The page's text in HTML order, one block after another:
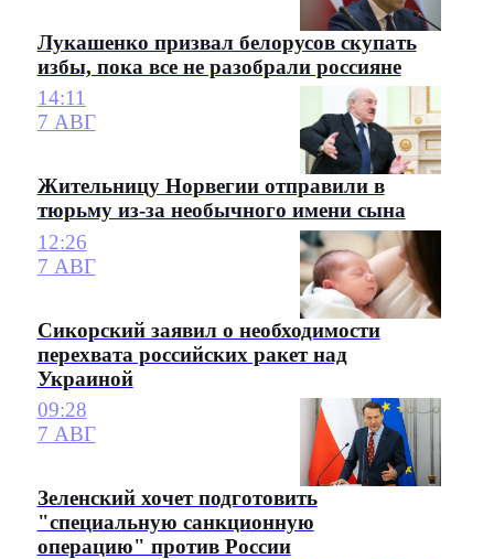
Лукашенко призвал белорусов скупать
избы, пока все не разобрали россияне
14:11
7 АВГ
Жительницу Норвегии отправили в
тюрьму из-за необычного имени сына
12:26
7 АВГ
Сикорский заявил о необходимости
перехвата российских ракет над
Украиной
09:28
7 АВГ
Зеленский хочет подготовить
"специальную санкционную
операцию" против России